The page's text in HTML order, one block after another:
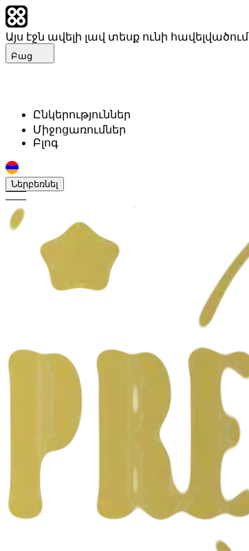
Այս էջն ավելի լավ տեսք ունի հավելվածում
Բաց
Ընկերություններ
Միջոցառումներ
Բլոգ
Ներբեռնել